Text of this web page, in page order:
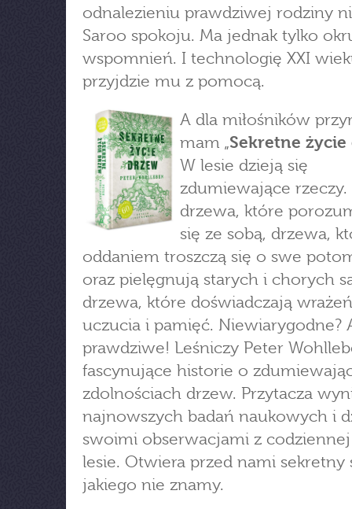
odnalezieniu prawdziwej rodziny
Saroo spokoju. Ma jednak tylko
wspomnień. I technologię XXI
przyjdzie mu z pomocą.
A dla miłośników
mam „Sekretne
W lesie dzieją się
zdumiewające rzeczy.
drzewa, które
się ze sobą, drzewa,
oddaniem troszczą się o swe
oraz pielęgnują starych i chorych
drzewa, które doświadczają
uczucia i pamięć. Niewiarygodne?
prawdziwe! Leśniczy Peter
fascynujące historie o
zdolnościach drzew. Przytacza
najnowszych badań naukowych i
swoimi obserwacjami z
lesie. Otwiera przed nami sekretny
jakiego nie znamy.